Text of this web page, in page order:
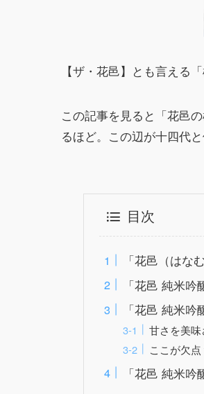
【ザ・花邑】とも言える
この記事を見ると「花邑
るほど。この辺が十四代
目次
「花邑（はな
「花邑 純米
「花邑 純米
甘さを美
ここが欠
「花邑 純米